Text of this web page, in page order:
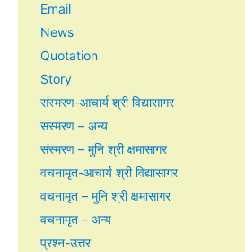
Email
News
Quotation
Story
संस्मरण-आचार्य श्री विद्यासागर
संस्मरण – अन्य
संस्मरण – मुनि श्री क्षमासागर
वचनामृत-आचार्य श्री विद्यासागर
वचनामृत – मुनि श्री क्षमासागर
वचनामृत – अन्य
प्रश्न-उत्तर